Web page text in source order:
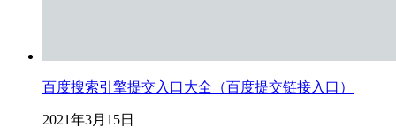
百度搜索引擎提交入口大全（百度提交链接入口）
2021年3月15日